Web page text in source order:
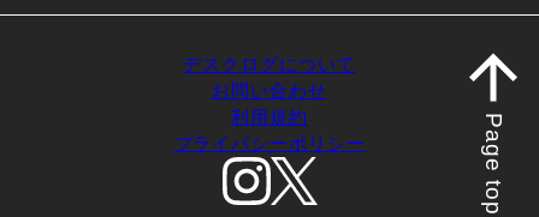
デスクログについて
お問い合わせ
利用規約
プライバシーポリシー
Page top